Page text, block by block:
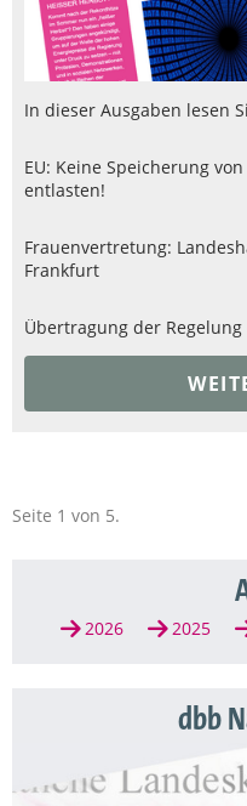
In dieser Ausgaben lesen
EU: Keine Speicherung
entlasten!
Frauenvertretung:
Frankfurt
Übertragung der
Seite 1 von 5.
2026 2025
dbb